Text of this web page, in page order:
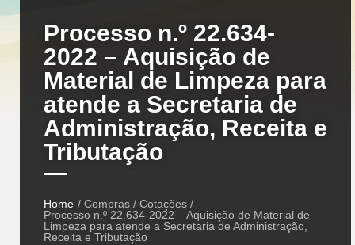
Processo n.º 22.634-
2022 – Aquisição de
Material de Limpeza para
atende a Secretaria de
Administração, Receita e
Tributação
Home / Compras / Cotações /
Processo n.º 22.634-2022 – Aquisição de Material de
Limpeza para atende a Secretaria de Administração,
Receita e Tributação